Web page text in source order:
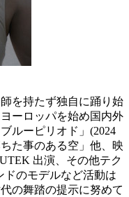
を持たず独自に踊り始
ーロッパを始め国内外
ルーピリオド」(2024
た事のある空」他、映
出演、その他テク
ドのモデルなど活動は
の舞踏の提示に努めて